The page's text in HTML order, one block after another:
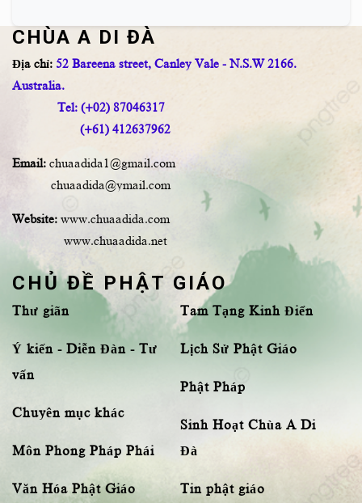
CHÙA A DI ĐÀ
Địa chỉ: 52 Bareena street, Canley Vale - N.S.W 2166.
Australia.
Tel: (+02) 87046317
(+61) 412637962
Email: chuaadida1@gmail.com
chuaadida@ymail.com
Website: www.chuaadida.com
www.chuaadida.net
CHỦ ĐỀ PHẬT GIÁO
Thư giãn
Ý kiến - Diễn Đàn - Tư
vấn
Chuyên mục khác
Môn Phong Pháp Phái
Văn Hóa Phật Giáo
Tam Tạng Kinh Điển
Lịch Sử Phật Giáo
Phật Pháp
Sinh Hoạt Chùa A Di
Đà
Tin phật giáo